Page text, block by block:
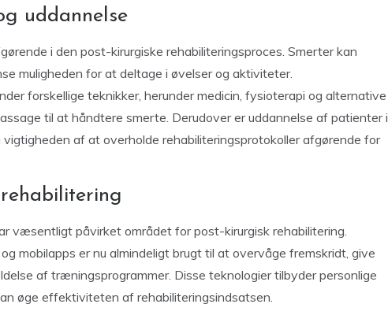
uddannelse
i den post-kirurgiske rehabiliteringsproces. Smerter kan
muligheden for at deltage i øvelser og aktiviteter.
forskellige teknikker, herunder medicin, fysioterapi og alternative
til at håndtere smerte. Derudover er uddannelse af patienter i
af ​​at overholde rehabiliteringsprotokoller afgørende for
væsentligt påvirket området for post-kirurgisk rehabilitering.
mobilapps er nu almindeligt brugt til at overvåge fremskridt, give
af træningsprogrammer. Disse teknologier tilbyder personlige
øge effektiviteten af ​​rehabiliteringsindsatsen.